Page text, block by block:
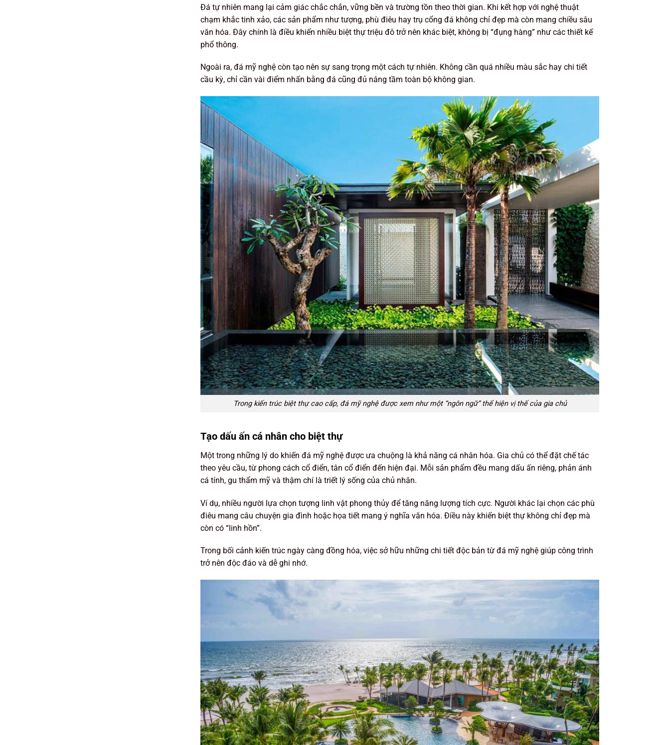
Đá tự nhiên mang lại cảm giác chắc chắn, vững bền và trường tồn theo thời gian. Khi kết hợp với nghệ thuật
chạm khắc tinh xảo, các sản phẩm như tượng, phù điêu hay trụ cổng đá không chỉ đẹp mà còn mang chiều sâu
văn hóa. Đây chính là điều khiến nhiều biệt thự triệu đô trở nên khác biệt, không bị “đụng hàng” như các thiết kế
phổ thông.
Ngoài ra, đá mỹ nghệ còn tạo nên sự sang trọng một cách tự nhiên. Không cần quá nhiều màu sắc hay chi tiết
cầu kỳ, chỉ cần vài điểm nhấn bằng đá cũng đủ nâng tầm toàn bộ không gian.
Trong kiến trúc biệt thự cao cấp, đá mỹ nghệ được xem như một “ngôn ngữ” thể hiện vị thế của gia chủ
Tạo dấu ấn cá nhân cho biệt thự
Một trong những lý do khiến đá mỹ nghệ được ưa chuộng là khả năng cá nhân hóa. Gia chủ có thể đặt chế tác
theo yêu cầu, từ phong cách cổ điển, tân cổ điển đến hiện đại. Mỗi sản phẩm đều mang dấu ấn riêng, phản ánh
cá tính, gu thẩm mỹ và thậm chí là triết lý sống của chủ nhân.
Ví dụ, nhiều người lựa chọn tượng linh vật phong thủy để tăng năng lượng tích cực. Người khác lại chọn các phù
điêu mang câu chuyện gia đình hoặc họa tiết mang ý nghĩa văn hóa. Điều này khiến biệt thự không chỉ đẹp mà
còn có “linh hồn”.
Trong bối cảnh kiến trúc ngày càng đồng hóa, việc sở hữu những chi tiết độc bản từ đá mỹ nghệ giúp công trình
trở nên độc đáo và dễ ghi nhớ.